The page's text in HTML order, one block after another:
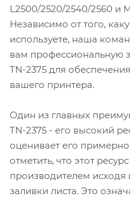
L2500/2520/2540/2560 и
Независимо от того,
используете, наша
вам профессиональную
TN-2375 для
вашего принтера.
Один из главных
TN-2375 - его высокий
оценивает его
отметить, что этот
производителем исходя
заливки листа. Это